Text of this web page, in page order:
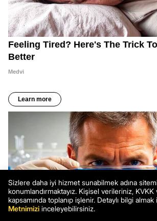
Sizlere daha iyi hizmet sunabilmek adına
konumlandırmaktayız. Kişisel verileriniz, KVKK
kapsamında toplanıp işlenir. Detaylı bilgi almak
Metnimizi inceleyebilirsiniz.